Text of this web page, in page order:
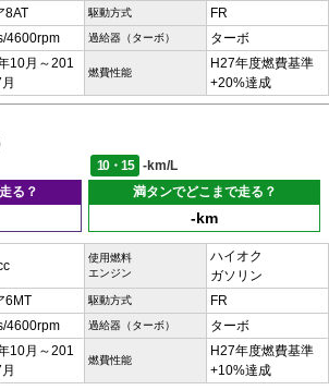
8AT 駆動方式 FR
4600rpm 過給器（ターボ） ターボ
10月～201
燃費性能
H27年度燃費基準
+20%達成
10・15
-km/L
る？
満タンでどこまで走る？
-km
使用燃料
エンジン
ハイオク
ガソリン
6MT 駆動方式 FR
4600rpm 過給器（ターボ） ターボ
10月～201
燃費性能
H27年度燃費基準
+10%達成